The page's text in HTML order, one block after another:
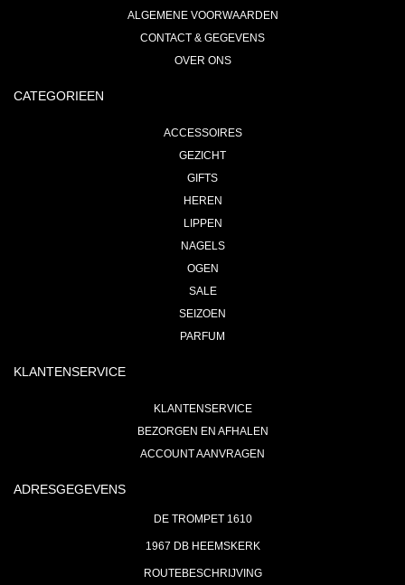
ALGEMENE VOORWAARDEN
CONTACT & GEGEVENS
OVER ONS
CATEGORIEEN
ACCESSOIRES
GEZICHT
GIFTS
HEREN
LIPPEN
NAGELS
OGEN
SALE
SEIZOEN
PARFUM
KLANTENSERVICE
KLANTENSERVICE
BEZORGEN EN AFHALEN
ACCOUNT AANVRAGEN
ADRESGEGEVENS
DE TROMPET 1610
1967 DB HEEMSKERK
ROUTEBESCHRIJVING